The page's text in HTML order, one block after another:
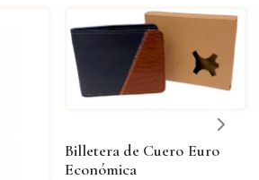
Billetera de Cuero Euro
Económica